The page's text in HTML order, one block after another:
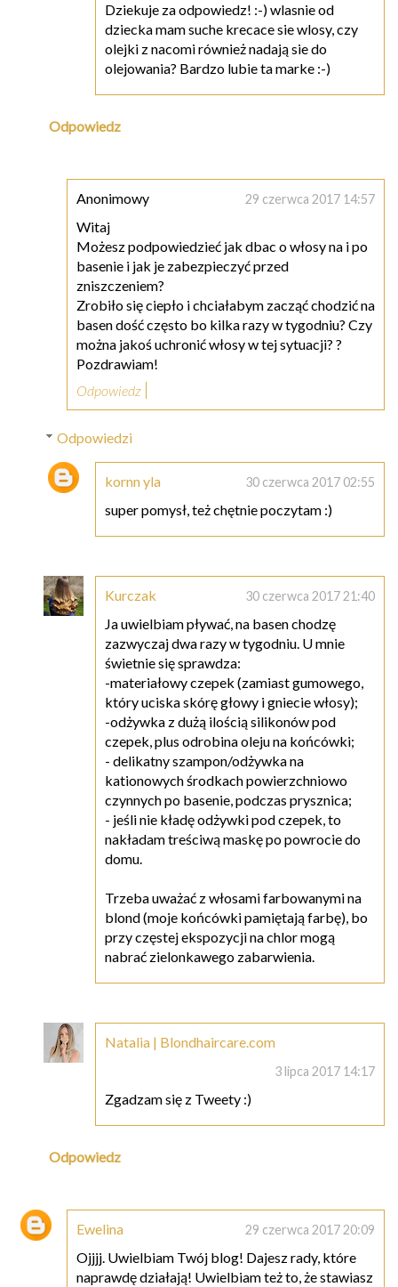
Dziekuje za odpowiedz! :-) wlasnie od
dziecka mam suche krecace sie wlosy, czy
olejki z nacomi również nadają sie do
olejowania? Bardzo lubie ta marke :-)
Odpowiedz
Anonimowy 29 czerwca 2017 14:57
Witaj
Możesz podpowiedzieć jak dbac o włosy na i po
basenie i jak je zabezpieczyć przed
zniszczeniem?
Zrobiło się ciepło i chciałabym zacząć chodzić na
basen dość często bo kilka razy w tygodniu? Czy
można jakoś uchronić włosy w tej sytuacji? ?
Pozdrawiam!
Odpowiedz
Odpowiedzi
kornn yla 30 czerwca 2017 02:55
super pomysł, też chętnie poczytam :)
Kurczak 30 czerwca 2017 21:40
Ja uwielbiam pływać, na basen chodzę
zazwyczaj dwa razy w tygodniu. U mnie
świetnie się sprawdza:
-materiałowy czepek (zamiast gumowego,
który uciska skórę głowy i gniecie włosy);
-odżywka z dużą ilością silikonów pod
czepek, plus odrobina oleju na końcówki;
- delikatny szampon/odżywka na
kationowych środkach powierzchniowo
czynnych po basenie, podczas prysznica;
- jeśli nie kładę odżywki pod czepek, to
nakładam treściwą maskę po powrocie do
domu.
Trzeba uważać z włosami farbowanymi na
blond (moje końcówki pamiętają farbę), bo
przy częstej ekspozycji na chlor mogą
nabrać zielonkawego zabarwienia.
Natalia | Blondhaircare.com
3 lipca 2017 14:17
Zgadzam się z Tweety :)
Odpowiedz
Ewelina 29 czerwca 2017 20:09
Ojjjj. Uwielbiam Twój blog! Dajesz rady, które
naprawdę działają! Uwielbiam też to, że stawiasz